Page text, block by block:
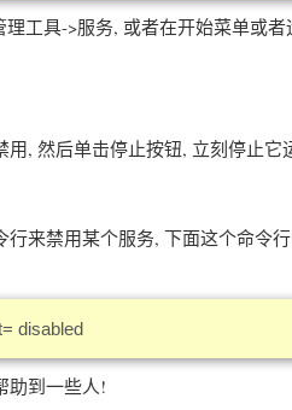
具->服务, 或者在开始菜单或者
然后单击停止按钮, 立刻停止它
禁用某个服务, 下面这个命令行
disabled
到一些人!